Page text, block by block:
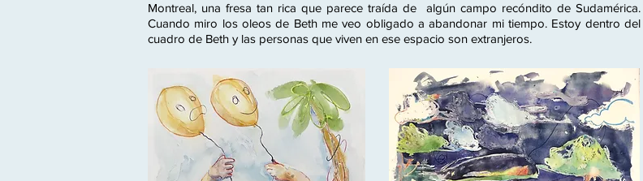
Montreal, una fresa tan rica que parece traída de algún campo recóndito de Sudamérica.
Cuando miro los oleos de Beth me veo obligado a abandonar mi tiempo. Estoy dentro del
cuadro de Beth y las personas que viven en ese espacio son extranjeros.